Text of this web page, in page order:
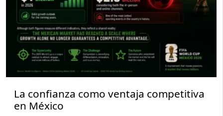
La confianza como ventaja competitiva
en México